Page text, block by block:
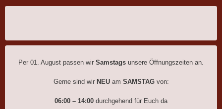
Per 01. August passen wir Samstags unsere Öffnungszeiten an.
Gerne sind wir NEU am SAMSTAG von:
06:00 – 14:00 durchgehend für Euch da